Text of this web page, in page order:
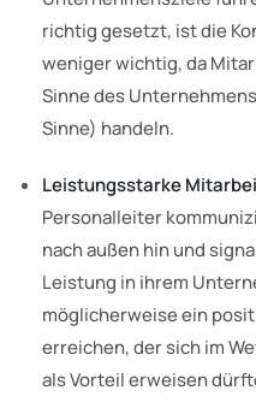
richtig gesetzt, ist die
weniger wichtig, da
Sinne des
Sinne) handeln.
Leistungsstarke
Personalleiter
nach außen hin und
Leistung in ihrem
möglicherweise ein
erreichen, der sich im
als Vorteil erweisen